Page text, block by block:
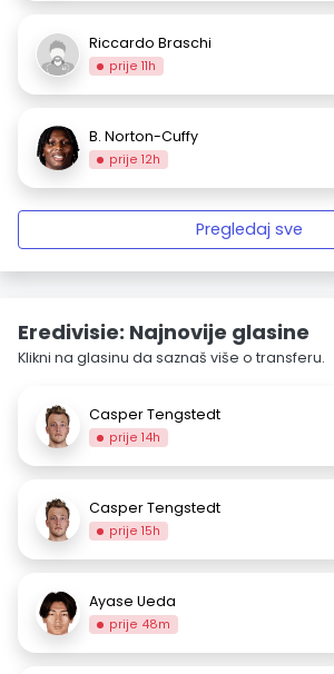
Riccardo Braschi
prije 11h
B. Norton-Cuffy
prije 12h
Pregledaj sve
Eredivisie: Najnovije glasine
Klikni na glasinu da saznaš više o transferu.
Casper Tengstedt
prije 14h
Casper Tengstedt
prije 15h
Ayase Ueda
prije 48m